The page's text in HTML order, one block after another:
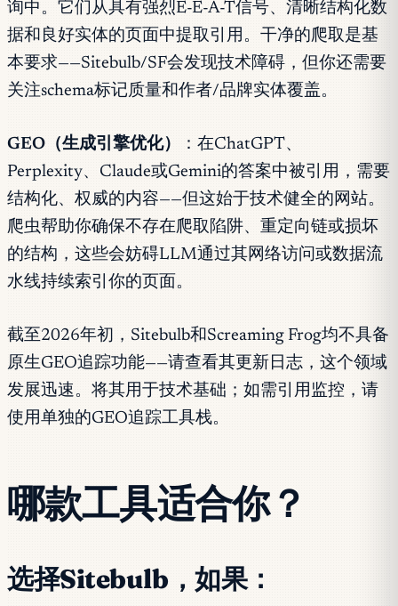
询中。它们从具有强烈E-E-A-T信号、清晰结构化数
据和良好实体的页面中提取引用。干净的爬取是基
本要求——Sitebulb/SF会发现技术障碍，但你还需要
关注schema标记质量和作者/品牌实体覆盖。
GEO（生成引擎优化）
：在ChatGPT、
Perplexity、Claude或Gemini的答案中被引用，需要
结构化、权威的内容——但这始于技术健全的网站。
爬虫帮助你确保不存在爬取陷阱、重定向链或损坏
的结构，这些会妨碍LLM通过其网络访问或数据流
水线持续索引你的页面。
截至2026年初，Sitebulb和Screaming Frog均不具备
原生GEO追踪功能——请查看其更新日志，这个领域
发展迅速。将其用于技术基础；如需引用监控，请
使用单独的GEO追踪工具栈。
哪款工具适合你？
选择Sitebulb，如果：